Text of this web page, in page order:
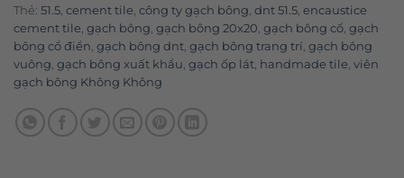
Thẻ: 51.5 cement tile công ty gạch bông dnt 51.5 encaustice
cement tile gạch bông gạch bông 20x20 gạch bông cổ gạch
bông cổ điển gạch bông dnt gạch bông trang trí gạch bông
vuông gạch bông xuất khẩu gạch ốp lát handmade tile viên
gạch bông Không Không